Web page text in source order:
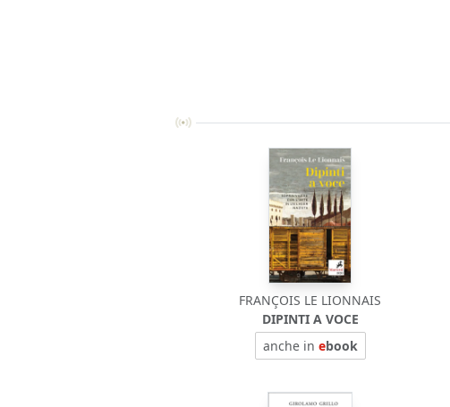
FRANÇOIS LE LIONNAIS
DIPINTI A VOCE
anche in ebook